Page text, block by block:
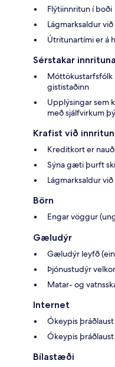
Flýtiinnritun í boði
Lágmarksaldur
Útritunartími er á
Sérstakar
Móttökustarfsfólk
gististaðinn
Upplýsingar sem
með sjálfvirkum
Krafist við innritun
Kreditkort er
Sýna gæti þurft
Lágmarksaldur
Börn
Engar vöggur
Gæludýr
Gæludýr leyfð
Þjónustudýr
Matar- og
Internet
Ókeypis
Ókeypis
Bílastæði